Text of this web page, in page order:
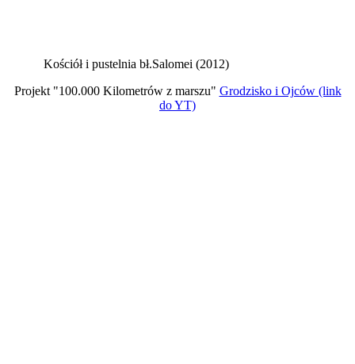
Kościół i pustelnia bł.Salomei (2012)
Projekt "100.000 Kilometrów z marszu" Grodzisko i Ojców (link
do YT)